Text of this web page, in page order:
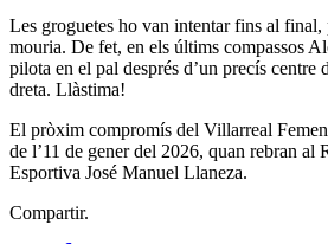
Les groguetes ho van intentar fins al final,
mouria. De fet, en els últims compassos
pilota en el pal després d’un precís centre
dreta. Llàstima!
El pròxim compromís del Villarreal
de l’11 de gener del 2026, quan rebran al
Esportiva José Manuel Llaneza.
Compartir.